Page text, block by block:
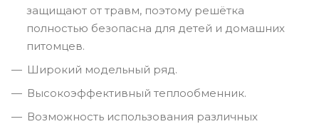
защищают от травм, поэтому решётка
полностью безопасна для детей и домашних
питомцев.
Широкий модельный ряд.
Высокоэффективный теплообменник.
Возможность использования различных